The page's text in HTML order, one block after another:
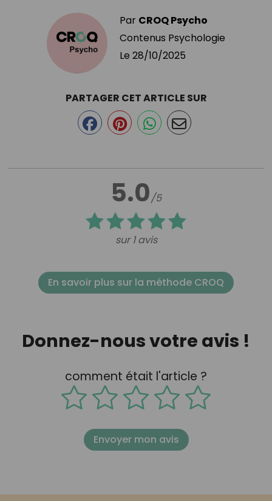
Par CROQ Psycho
Contenus Psychologie
Le 28/10/2025
5.0/5
sur 1 avis
PARTAGER CET ARTICLE SUR
En savoir plus sur la méthode CROQ
Donnez-nous votre avis !
comment était l'article ?
Envoyer mon avis